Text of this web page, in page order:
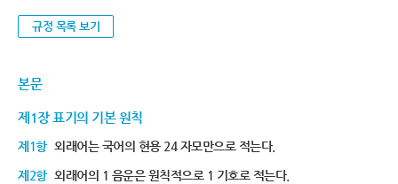
규정 목록 보기
본문
제1장 표기의 기본 원칙
제1항 외래어는 국어의 현용 24 자모만으로 적는다.
제2항 외래어의 1 음운은 원칙적으로 1 기호로 적는다.